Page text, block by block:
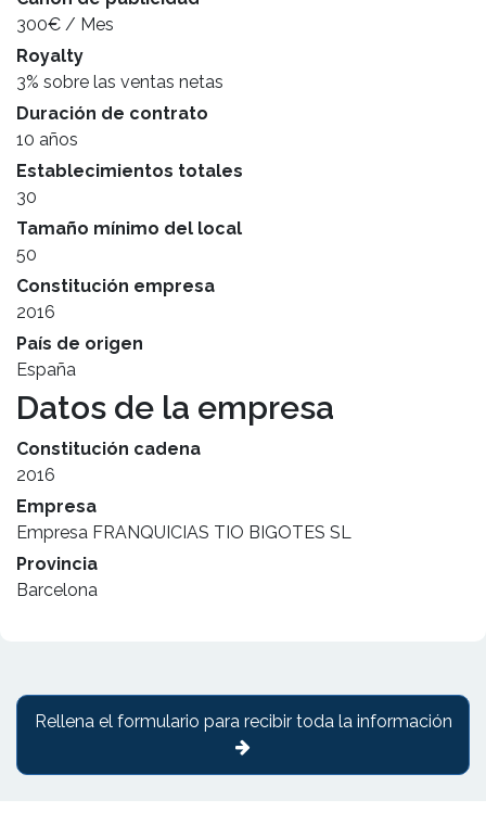
300€ / Mes
Royalty
3% sobre las ventas netas
Duración de contrato
10 años
Establecimientos totales
30
Tamaño mínimo del local
50
Constitución empresa
2016
País de origen
España
Datos de la empresa
Constitución cadena
2016
Empresa
Empresa FRANQUICIAS TIO BIGOTES SL
Provincia
Barcelona